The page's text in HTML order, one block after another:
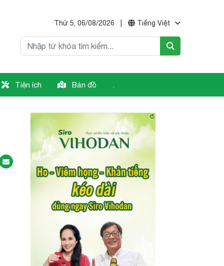
Thứ 5, 06/08/2026 Tiếng Việt
Tiện ích Bản đồ .